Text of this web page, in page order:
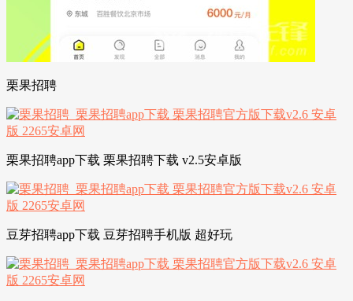
栗果招聘
栗果招聘app下载 栗果招聘下载 v2.5安卓版
豆芽招聘app下载 豆芽招聘手机版 超好玩